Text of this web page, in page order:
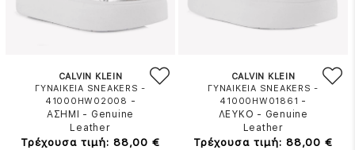
CALVIN KLEIN
ΓΥΝΑΙΚΕΙΑ SNEAKERS -
41000HW02008 -
ΑΣΗΜΙ
- Genuine
Leather
Τρέχουσα τιμή: 88,00 €
CALVIN KLEIN
ΓΥΝΑΙΚΕΙΑ SNEAKERS -
41000HW01861 -
ΛΕΥΚΟ - Genuine
Leather
Τρέχουσα τιμή: 88,00 €